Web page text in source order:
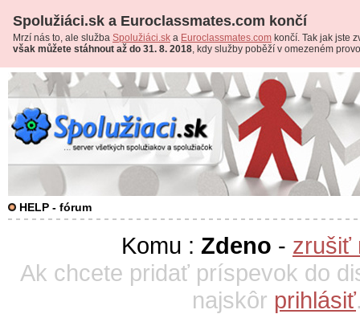
Spolužiáci.sk a Euroclassmates.com končí
Mrzí nás to, ale služba Spolužiáci.sk a Euroclassmates.com končí. Tak jak jste
však můžete stáhnout až do 31. 8. 2018, kdy služby poběží v omezeném
HELP - fórum
Komu : Zdeno - zrušiť
Ak chcete pridať príspevok do
najskôr prihlásiť